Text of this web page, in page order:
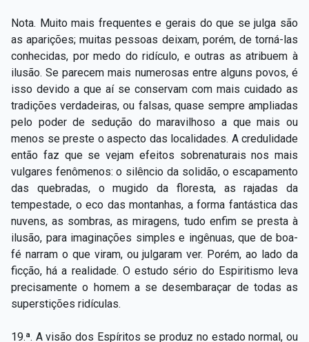
Nota. Muito mais frequentes e gerais do que se julga são
as aparições; muitas pessoas deixam, porém, de torná-las
conhecidas, por medo do ridículo, e outras as atribuem à
ilusão. Se parecem mais numerosas entre alguns povos, é
isso devido a que aí se conservam com mais cuidado as
tradições verdadeiras, ou falsas, quase sempre ampliadas
pelo poder de sedução do maravilhoso a que mais ou
menos se preste o aspecto das localidades. A credulidade
então faz que se vejam efeitos sobrenaturais nos mais
vulgares fenômenos: o silêncio da solidão, o escapamento
das quebradas, o mugido da floresta, as rajadas da
tempestade, o eco das montanhas, a forma fantástica das
nuvens, as sombras, as miragens, tudo enfim se presta à
ilusão, para imaginações simples e ingênuas, que de boa-
fé narram o que viram, ou julgaram ver. Porém, ao lado da
ficção, há a realidade. O estudo sério do Espiritismo leva
precisamente o homem a se desembaraçar de todas as
superstições ridículas.
19.ª. A visão dos Espíritos se produz no estado normal, ou